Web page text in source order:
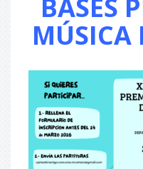
BASES
MÚSICA